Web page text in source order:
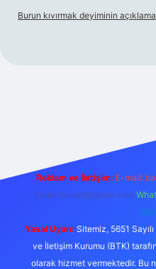
Burun kıvırmak deyiminin
Reklam ve İletişim: E-mail:
forumhizmeti@gmail.com
Yasal Uyarı: Sitemiz, 5651
ve İletişim Kurumu (BTK)
olarak hizmet vermektedir. Bu